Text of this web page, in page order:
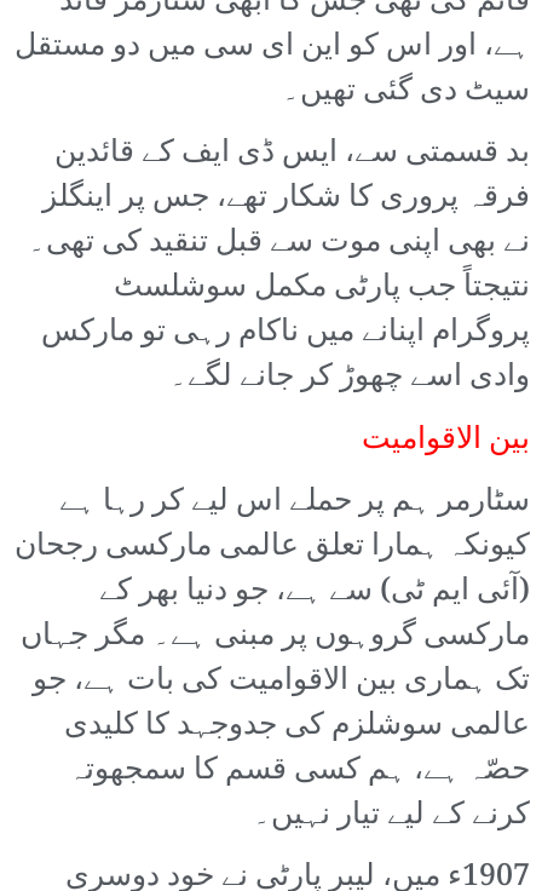
ہے، اور اس کو این ای سی میں دو مستقل
سیٹ دی گئی تھیں۔
بد قسمتی سے، ایس ڈی ایف کے قائدین
فرقہ پروری کا شکار تھے، جس پر اینگلز
نے بھی اپنی موت سے قبل تنقید کی تھی۔
نتیجتاً جب پارٹی مکمل سوشلسٹ
پروگرام اپنانے میں ناکام رہی تو مارکس
وادی اسے چھوڑ کر جانے لگے۔
بین الاقوامیت
سٹارمر ہم پر حملے اس لیے کر رہا ہے
کیونکہ ہمارا تعلق عالمی مارکسی رجحان
(آئی ایم ٹی) سے ہے، جو دنیا بھر کے
مارکسی گروہوں پر مبنی ہے۔ مگر جہاں
تک ہماری بین الاقوامیت کی بات ہے، جو
عالمی سوشلزم کی جدوجہد کا کلیدی
حصّہ ہے، ہم کسی قسم کا سمجھوتہ
کرنے کے لیے تیار نہیں۔
1907ء میں، لیبر پارٹی نے خود دوسری